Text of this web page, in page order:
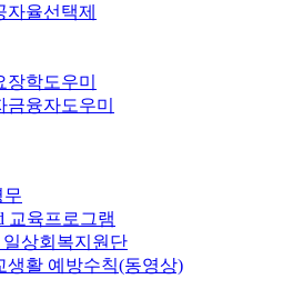
자율선택제
장학도우미
금융자도우미
무
교육프로그램
일상회복지원단
생활 예방수칙(동영상)